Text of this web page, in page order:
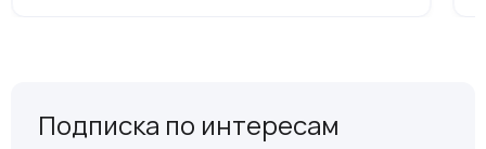
Подписка по интересам